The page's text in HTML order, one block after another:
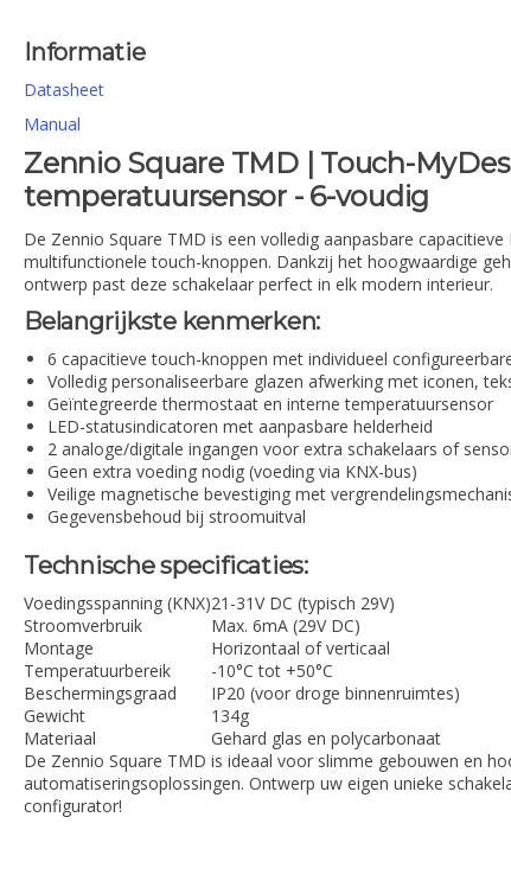
Informatie
Datasheet
Manual
Zennio Square TMD | Touch-
temperatuursensor - 6-voudig
De Zennio Square TMD is een volledig aanpasbare capacitieve
multifunctionele touch-knoppen. Dankzij het hoogwaardige
ontwerp past deze schakelaar perfect in elk modern interieur.
Belangrijkste kenmerken:
6 capacitieve touch-knoppen met individueel
Volledig personaliseerbare glazen afwerking met iconen,
Geïntegreerde thermostaat en interne temperatuursensor
LED-statusindicatoren met aanpasbare helderheid
2 analoge/digitale ingangen voor extra schakelaars of
Geen extra voeding nodig (voeding via KNX-bus)
Veilige magnetische bevestiging met
Gegevensbehoud bij stroomuitval
Technische specificaties:
Voedingsspanning (KNX)21-31V DC (typisch 29V)
Stroomverbruik
Max. 6mA (29V DC)
Montage
Horizontaal of verticaal
Temperatuurbereik
-10°C tot +50°C
Beschermingsgraad
IP20 (voor droge binnenruimtes)
Gewicht
134g
Materiaal
Gehard glas en polycarbonaat
De Zennio Square TMD is ideaal voor slimme gebouwen en
automatiseringsoplossingen. Ontwerp uw eigen unieke
configurator!